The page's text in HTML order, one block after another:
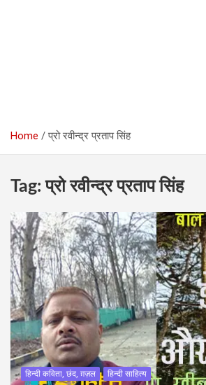
Home प्रो रवीन्द्र प्रताप सिंह
Tag:प्रो रवीन्द्र प्रताप सिंह
हिन्दी कविता, छंद, ग़ज़ल हिन्दी साहित्य